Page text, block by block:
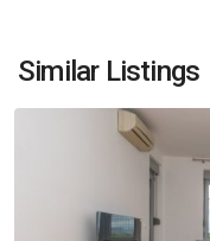
Similar Listings
9
Podgorica